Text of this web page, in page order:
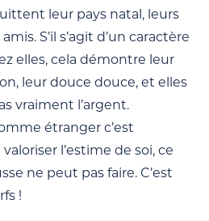
leur pays natal, leurs
S’il s’agit d’un caractère
elles, cela démontre leur
leur douce douce, et elles
vraiment l’argent.
étranger c’est
l’estime de soi, ce
ne peut pas faire. C’est
!